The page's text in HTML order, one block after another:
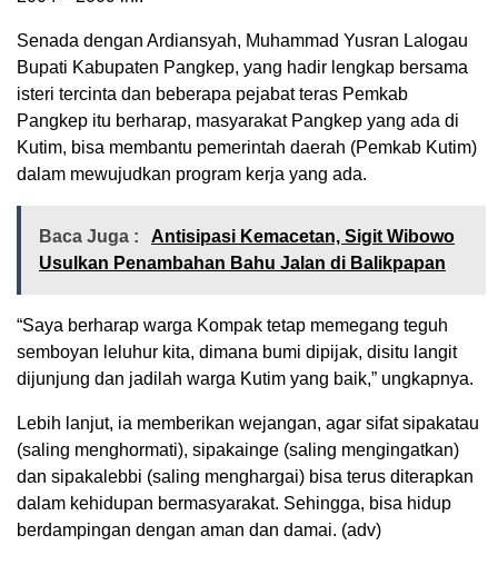
Senada dengan Ardiansyah, Muhammad Yusran Lalogau
Bupati Kabupaten Pangkep, yang hadir lengkap bersama
isteri tercinta dan beberapa pejabat teras Pemkab
Pangkep itu berharap, masyarakat Pangkep yang ada di
Kutim, bisa membantu pemerintah daerah (Pemkab Kutim)
dalam mewujudkan program kerja yang ada.
Baca Juga :
Antisipasi Kemacetan, Sigit Wibowo
Usulkan Penambahan Bahu Jalan di Balikpapan
“Saya berharap warga Kompak tetap memegang teguh
semboyan leluhur kita, dimana bumi dipijak, disitu langit
dijunjung dan jadilah warga Kutim yang baik,” ungkapnya.
Lebih lanjut, ia memberikan wejangan, agar sifat sipakatau
(saling menghormati), sipakainge (saling mengingatkan)
dan sipakalebbi (saling menghargai) bisa terus diterapkan
dalam kehidupan bermasyarakat. Sehingga, bisa hidup
berdampingan dengan aman dan damai. (adv)